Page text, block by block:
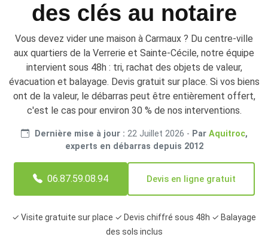
des clés au notaire
Vous devez vider une maison à Carmaux ? Du centre-ville
aux quartiers de la Verrerie et Sainte-Cécile, notre équipe
intervient sous 48h : tri, rachat des objets de valeur,
évacuation et balayage. Devis gratuit sur place. Si vos biens
ont de la valeur, le débarras peut être entièrement offert,
c'est le cas pour environ 30 % de nos interventions.
Dernière mise à jour : 22 Juillet 2026 - Par Aquitroc,
experts en débarras depuis 2012
06.87.59.08.94 Devis en ligne gratuit
✓ Visite gratuite sur place ✓ Devis chiffré sous 48h ✓ Balayage
des sols inclus